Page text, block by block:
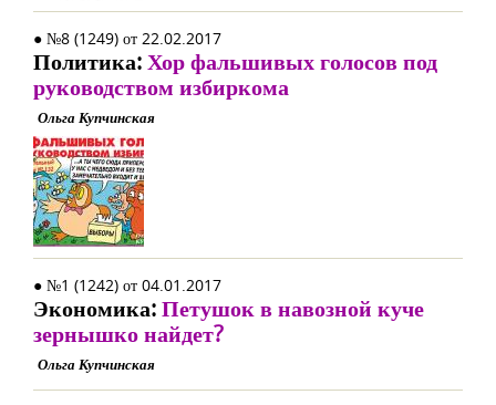
● №8 (1249) от 22.02.2017
Политика:Хор фальшивых голосов под
руководством избиркома
Ольга Купчинская
● №1 (1242) от 04.01.2017
Экономика:Петушок в навозной куче
зернышко найдет?
Ольга Купчинская